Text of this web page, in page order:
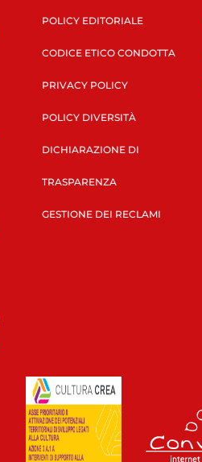
POLICY EDITORIALE
CODICE ETICO CONDOTTA
PRIVACY POLICY
POLICY DIVERSITÀ
DICHIARAZIONE DI
TRASPARENZA
GESTIONE DEI RECLAMI